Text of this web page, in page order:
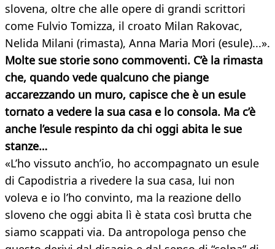
slovena, oltre che alle opere di grandi scrittori
come Fulvio Tomizza, il croato Milan Rakovac,
Nelida Milani (rimasta), Anna Maria Mori (esule)...».
Molte sue storie sono commoventi. C’è la rimasta
che, quando vede qualcuno che piange
accarezzando un muro, capisce che è un esule
tornato a vedere la sua casa e lo consola. Ma c’è
anche l’esule respinto da chi oggi abita le sue
stanze…
«L’ho vissuto anch’io, ho accompagnato un esule
di Capodistria a rivedere la sua casa, lui non
voleva e io l’ho convinto, ma la reazione dello
sloveno che oggi abita lì è stata così brutta che
siamo scappati via. Da antropologa penso che